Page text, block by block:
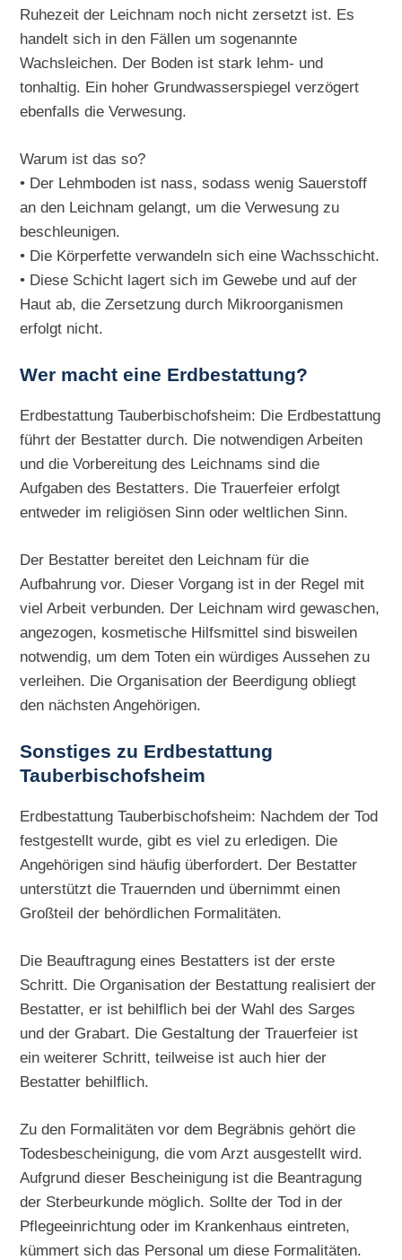
Ruhezeit der Leichnam noch nicht zersetzt ist. Es
handelt sich in den Fällen um sogenannte
Wachsleichen. Der Boden ist stark lehm- und
tonhaltig. Ein hoher Grundwasserspiegel verzögert
ebenfalls die Verwesung.
Warum ist das so?
• Der Lehmboden ist nass, sodass wenig Sauerstoff
an den Leichnam gelangt, um die Verwesung zu
beschleunigen.
• Die Körperfette verwandeln sich eine Wachsschicht.
• Diese Schicht lagert sich im Gewebe und auf der
Haut ab, die Zersetzung durch Mikroorganismen
erfolgt nicht.
Wer macht eine Erdbestattung?
Erdbestattung Tauberbischofsheim: Die Erdbestattung
führt der Bestatter durch. Die notwendigen Arbeiten
und die Vorbereitung des Leichnams sind die
Aufgaben des Bestatters. Die Trauerfeier erfolgt
entweder im religiösen Sinn oder weltlichen Sinn.
Der Bestatter bereitet den Leichnam für die
Aufbahrung vor. Dieser Vorgang ist in der Regel mit
viel Arbeit verbunden. Der Leichnam wird gewaschen,
angezogen, kosmetische Hilfsmittel sind bisweilen
notwendig, um dem Toten ein würdiges Aussehen zu
verleihen. Die Organisation der Beerdigung obliegt
den nächsten Angehörigen.
Sonstiges zu Erdbestattung
Tauberbischofsheim
Erdbestattung Tauberbischofsheim: Nachdem der Tod
festgestellt wurde, gibt es viel zu erledigen. Die
Angehörigen sind häufig überfordert. Der Bestatter
unterstützt die Trauernden und übernimmt einen
Großteil der behördlichen Formalitäten.
Die Beauftragung eines Bestatters ist der erste
Schritt. Die Organisation der Bestattung realisiert der
Bestatter, er ist behilflich bei der Wahl des Sarges
und der Grabart. Die Gestaltung der Trauerfeier ist
ein weiterer Schritt, teilweise ist auch hier der
Bestatter behilflich.
Zu den Formalitäten vor dem Begräbnis gehört die
Todesbescheinigung, die vom Arzt ausgestellt wird.
Aufgrund dieser Bescheinigung ist die Beantragung
der Sterbeurkunde möglich. Sollte der Tod in der
Pflegeeinrichtung oder im Krankenhaus eintreten,
kümmert sich das Personal um diese Formalitäten.